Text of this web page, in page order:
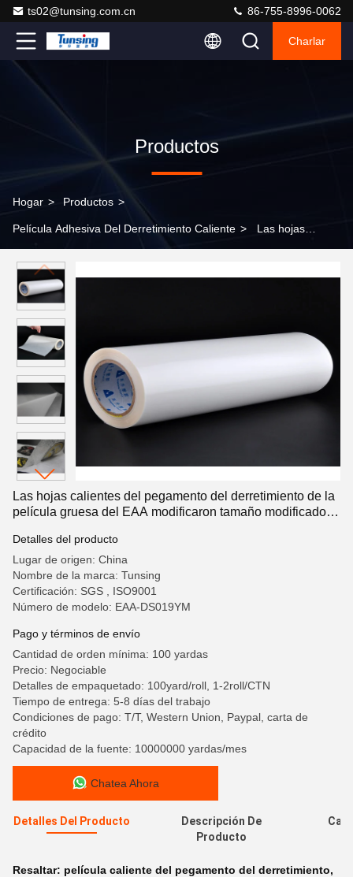
ts02@tunsing.com.cn 86-755-8996-0062
Charlar
Productos
Hogar > Productos >
Película Adhesiva Del Derretimiento Caliente > Las hojas
del EAA modificaron tamaño modificado para requisitos
particulares acrílico con auto-adhesivo
Las hojas calientes del pegamento del derretimiento de la
película gruesa del EAA modificaron tamaño modificado
Detalles del producto
Lugar de origen: China
Nombre de la marca: Tunsing
Certificación: SGS , ISO9001
Número de modelo: EAA-DS019YM
Pago y términos de envío
Cantidad de orden mínima: 100 yardas
Precio: Negociable
Detalles de empaquetado: 100yard/roll, 1-2roll/CTN
Tiempo de entrega: 5-8 días del trabajo
Condiciones de pago: T/T, Western Union, Paypal, carta de
crédito
Capacidad de la fuente: 10000000 yardas/mes
Chatea Ahora
Detalles Del Producto
Descripción De
Producto
Resaltar: película caliente del pegamento del derretimiento,